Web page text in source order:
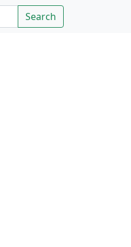
Rechercher
Search